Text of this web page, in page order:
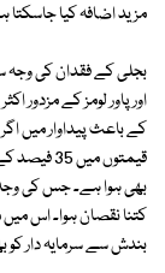
مزید اضافہ کیا جاسکتا
بجلی کے فقدان کی وجہ
اور پاور لومز کے مزدور
قیمتوں
بھی ہوا ہے۔ جس کی
کتنا نقصان ہوا۔ اس
بندش سے سرمایہ دار کو